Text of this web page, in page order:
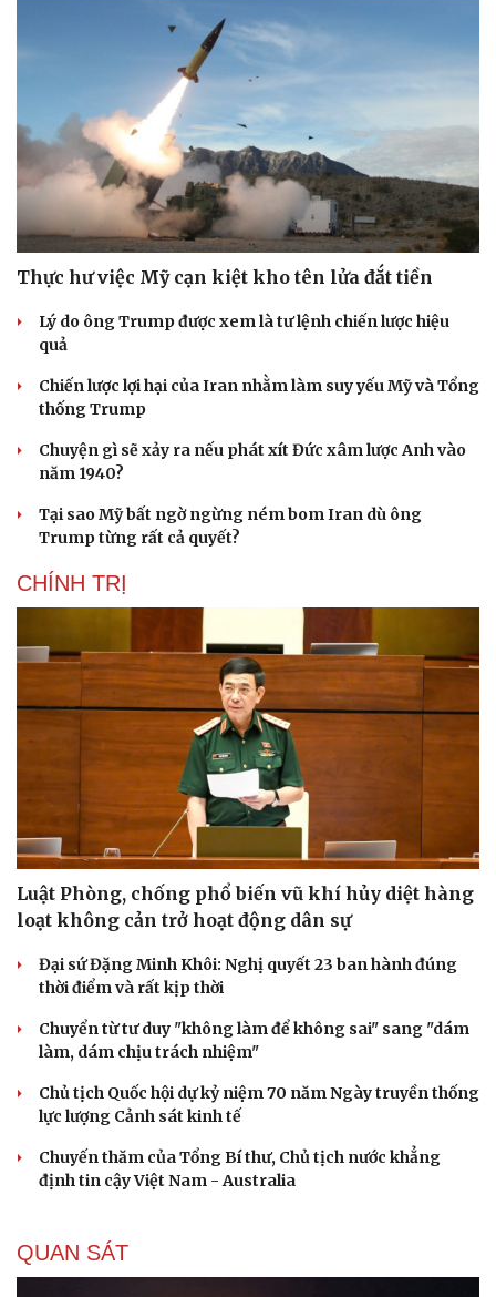
Cải chính
Thực hư việc Mỹ cạn kiệt kho tên lửa đắt tiền
Lý do ông Trump được xem là tư lệnh chiến lược hiệu
quả
Chiến lược lợi hại của Iran nhằm làm suy yếu Mỹ và Tổng
thống Trump
Chuyện gì sẽ xảy ra nếu phát xít Đức xâm lược Anh vào
năm 1940?
Tại sao Mỹ bất ngờ ngừng ném bom Iran dù ông
Trump từng rất cả quyết?
CHÍNH TRỊ
Luật Phòng, chống phổ biến vũ khí hủy diệt hàng
loạt không cản trở hoạt động dân sự
Đại sứ Đặng Minh Khôi: Nghị quyết 23 ban hành đúng
thời điểm và rất kịp thời
Chuyển từ tư duy "không làm để không sai" sang "dám
làm, dám chịu trách nhiệm"
Chủ tịch Quốc hội dự kỷ niệm 70 năm Ngày truyền thống
lực lượng Cảnh sát kinh tế
Chuyến thăm của Tổng Bí thư, Chủ tịch nước khẳng
định tin cậy Việt Nam - Australia
QUAN SÁT